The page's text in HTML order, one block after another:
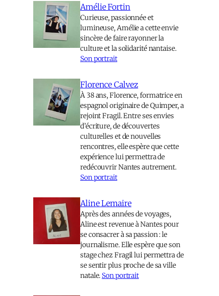
Amélie Fortin
Curieuse, passionnée et
lumineuse, Amélie a cette envie
sincère de faire rayonner la
culture et la solidarité nantaise.
Son portrait
Florence Calvez
À 38 ans, Florence, formatrice en
espagnol originaire de Quimper, a
rejoint Fragil. Entre ses envies
d’écriture, de découvertes
culturelles et de nouvelles
rencontres, elle espère que cette
expérience lui permettra de
redécouvrir Nantes autrement.
Son portrait
Aline Lemaire
Après des années de voyages,
Aline est revenue à Nantes pour
se consacrer à sa passion : le
journalisme. Elle espère que son
stage chez Fragil lui permettra de
se sentir plus proche de sa ville
natale. Son portrait